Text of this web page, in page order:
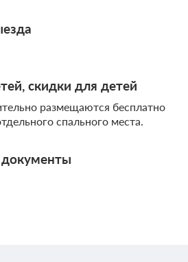
с индивидуальными
номером
Подробнее
скидки для детей
размещаются бесплатно
спального места.